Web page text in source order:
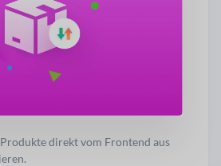
direkt vom Frontend aus